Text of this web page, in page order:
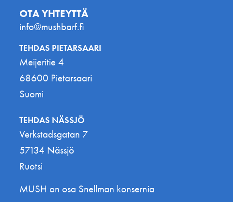
OTA YHTEYTTÄ
info@mushbarf.fi
TEHDAS PIETARSAARI
Meijeritie 4
68600 Pietarsaari
Suomi
TEHDAS NÄSSJÖ
Verkstadsgatan 7
57134 Nässjö
Ruotsi
MUSH on osa Snellman konsernia